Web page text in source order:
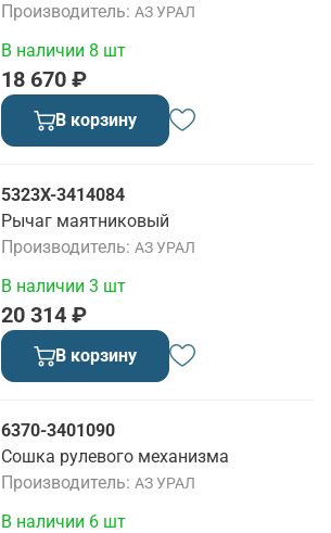
Производитель АЗ УРАЛ
18 670 ₽
В наличии 8 шт
В корзину
5323Х-3414084
Рычаг маятниковый
Производитель АЗ УРАЛ
20 314 ₽
В наличии 3 шт
В корзину
6370-3401090
Сошка рулевого механизма
Производитель АЗ УРАЛ
В наличии 6 шт